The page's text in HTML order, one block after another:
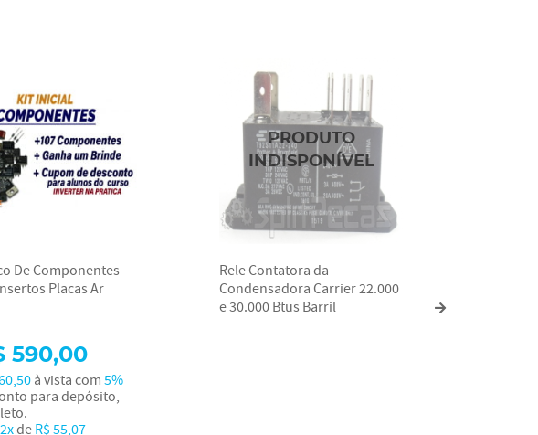
De Componentes
Placas Ar
590,00
à vista com5%
para depósito,
deR$ 55,07
Rele Contatora da
Condensadora Carrier 22.000
e 30.000 Btus Barril